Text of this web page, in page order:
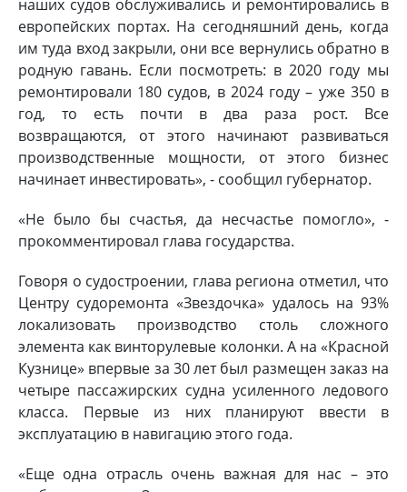
наших судов обслуживались и ремонтировались в
европейских портах. На сегодняшний день, когда
им туда вход закрыли, они все вернулись обратно в
родную гавань. Если посмотреть: в 2020 году мы
ремонтировали 180 судов, в 2024 году – уже 350 в
год, то есть почти в два раза рост. Все
возвращаются, от этого начинают развиваться
производственные мощности, от этого бизнес
начинает инвестировать», - сообщил губернатор.
«Не было бы счастья, да несчастье помогло», -
прокомментировал глава государства.
Говоря о судостроении, глава региона отметил, что
Центру судоремонта «Звездочка» удалось на 93%
локализовать производство столь сложного
элемента как винторулевые колонки. А на «Красной
Кузнице» впервые за 30 лет был размещен заказ на
четыре пассажирских судна усиленного ледового
класса. Первые из них планируют ввести в
эксплуатацию в навигацию этого года.
«Еще одна отрасль очень важная для нас – это